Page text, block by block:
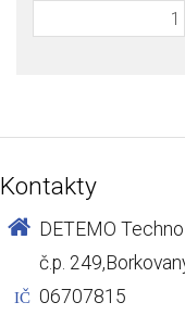
Kontakty
DETEMO
č.p.
IČ 06707815